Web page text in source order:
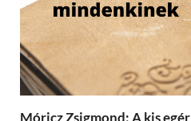
Móricz Zsigmond: A kis egér